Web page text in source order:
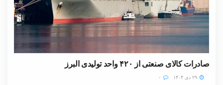
صادرات کالای صنعتی از ۴۲۰ واحد تولیدی البرز